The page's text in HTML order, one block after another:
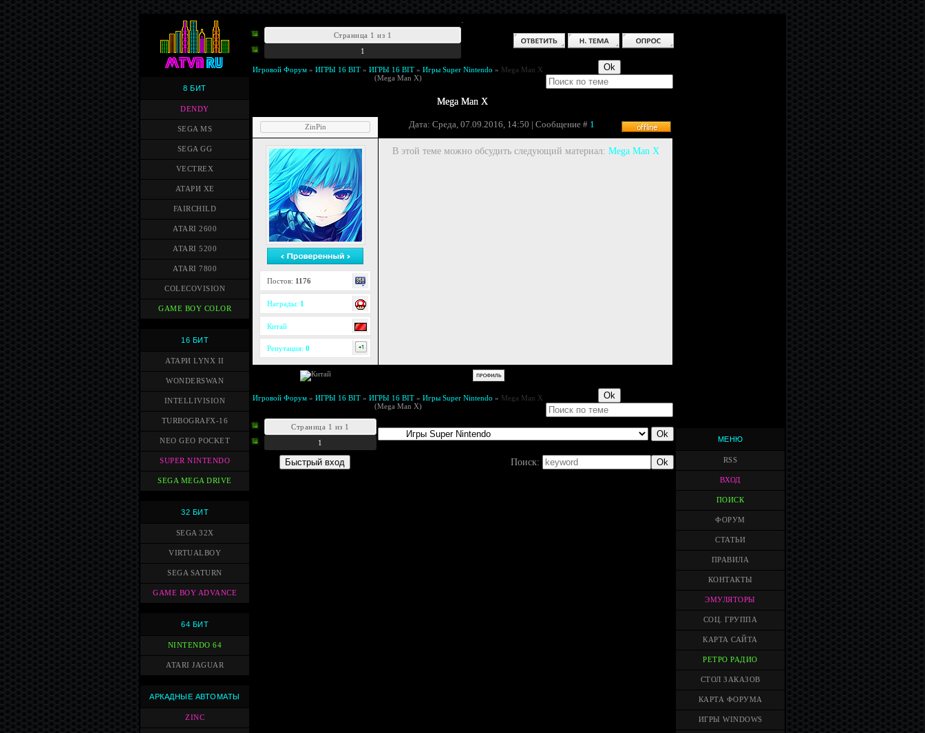
8 БИТ
DENDY
SEGA MS
SEGA GG
VECTREX
АТАРИ XE
FAIRCHILD
ATARI 2600
ATARI 5200
ATARI 7800
COLECOVISION
GAME BOY COLOR
16 БИТ
АТАРИ LYNX II
WONDERSWAN
INTELLIVISION
TURBOGRAFX-16
NEO GEO POCKET
SUPER NINTENDO
SEGA MEGA DRIVE
32 БИТ
SEGA 32X
VIRTUALBOY
SEGA SATURN
GAME BOY ADVANCE
64 БИТ
NINTENDO 64
ATARI JAGUAR
АРКАДНЫЕ АВТОМАТЫ
ZINC
.
Страница 1 из 1
1
Игровой Форум » ИГРЫ 16 BIT » ИГРЫ 16 BIT » Игры Super Nintendo » Mega Man X
(Mega Man X)
Mega Man X
ZinPin Дата: Среда, 07.09.2016, 14:50 | Сообщение # 1
Постов: 1176
Награды: 1
Китай
Репутация: 0
В этой теме можно обсудить следующий материал: Mega Man X
Игровой Форум » ИГРЫ 16 BIT » ИГРЫ 16 BIT » Игры Super Nintendo » Mega Man X
(Mega Man X)
Страница 1 из 1
1
Поиск:
МЕНЮ
RSS
ВХОД
ПОИСК
ФОРУМ
СТАТЬИ
ПРАВИЛА
КОНТАКТЫ
ЭМУЛЯТОРЫ
СОЦ. ГРУППА
КАРТА САЙТА
РЕТРО РАДИО
СТОЛ ЗАКАЗОВ
КАРТА ФОРУМА
ИГРЫ WINDOWS